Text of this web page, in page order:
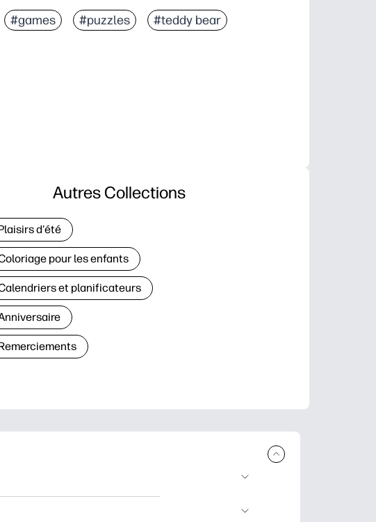
#games #puzzles #teddy bear
Autres Collections
d'été
pour les enfants
et planificateurs